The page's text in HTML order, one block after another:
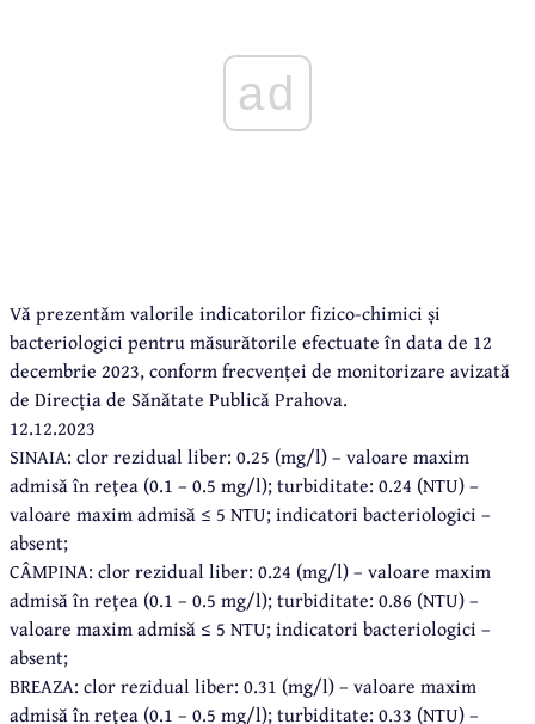
ad
Vă prezentăm valorile indicatorilor fizico-chimici și
bacteriologici pentru măsurătorile efectuate în data de 12
decembrie 2023, conform frecvenței de monitorizare avizată
de Direcția de Sănătate Publică Prahova.
12.12.2023
SINAIA: clor rezidual liber: 0.25 (mg/l) – valoare maxim
admisă în reţea (0.1 – 0.5 mg/l); turbiditate: 0.24 (NTU) –
valoare maxim admisă ≤ 5 NTU; indicatori bacteriologici –
absent;
CÂMPINA: clor rezidual liber: 0.24 (mg/l) – valoare maxim
admisă în reţea (0.1 – 0.5 mg/l); turbiditate: 0.86 (NTU) –
valoare maxim admisă ≤ 5 NTU; indicatori bacteriologici –
absent;
BREAZA: clor rezidual liber: 0.31 (mg/l) – valoare maxim
admisă în reţea (0.1 – 0.5 mg/l); turbiditate: 0.33 (NTU) –